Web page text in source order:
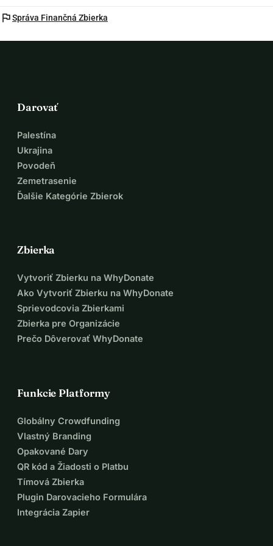
flagSpráva Finančná Zbierka
Darovať
Palestína
Ukrajina
Povodeň
Zemetrasenie
Ďalšie Kategórie Zbierok
Zbierka
Vytvoriť Zbierku na WhyDonate
Ako Vytvoriť Zbierku na WhyDonate
Sprievodcovia Zbierkami
Zbierka pre Organizácie
Prečo Dôverovať WhyDonate
Funkcie Platformy
Globálny Crowdfunding
Vlastný Branding
Opakované Dary
QR kód a Žiadosti o Platbu
Tímová Zbierka
Plugin Darovacieho Formulára
Integrácia Zapier